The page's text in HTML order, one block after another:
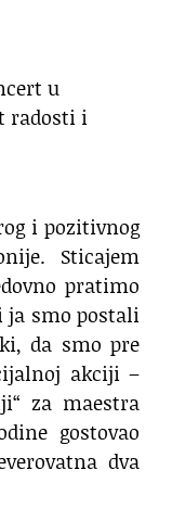
i pozitivnog
Sticajem
pratimo
smo postali
da smo pre
akciji –
za maestra
gostovao
dva